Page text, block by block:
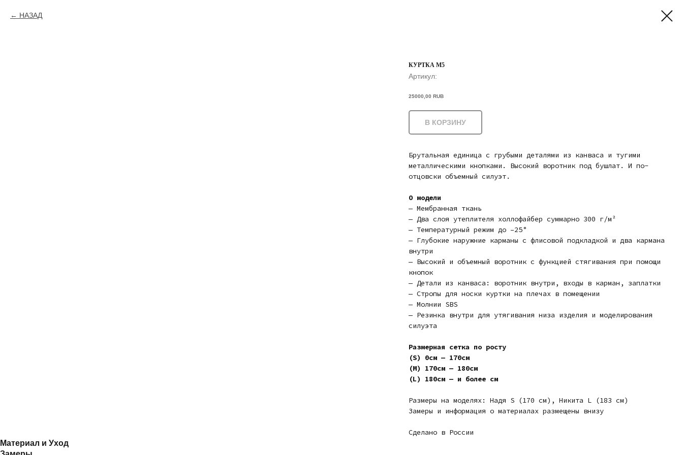
НАЗАД
КУРТКА М5
Артикул:
25000,00 RUB
В КОРЗИНУ
Брутальная единица с грубыми деталями из канваса и тугими
металлическими кнопками. Высокий воротник под бушлат. И по-
отцовски объемный силуэт.
О модели
— Мембранная ткань
— Два слоя утеплителя холлофайбер суммарно 300 г/м²
— Температурный режим до –25°
— Глубокие наружние карманы с флисовой подкладкой и два кармана
внутри
— Высокий и объемный воротник с функцией стягивания при помощи
кнопок
— Детали из канваса: воротник внутри, входы в карман, заплатки
— Стропы для носки куртки на плечах в помещении
— Молнии SBS
— Резинка внутри для утягивания низа изделия и моделирования
силуэта
Размерная сетка по росту
(S) 0см — 170см
(M) 170см — 180см
(L) 180см — и более см
Размеры на моделях: Надя S (170 cм), Никита L (183 см)
Замеры и информация о материалах размещены внизу
Сделано в России
Материал и Уход